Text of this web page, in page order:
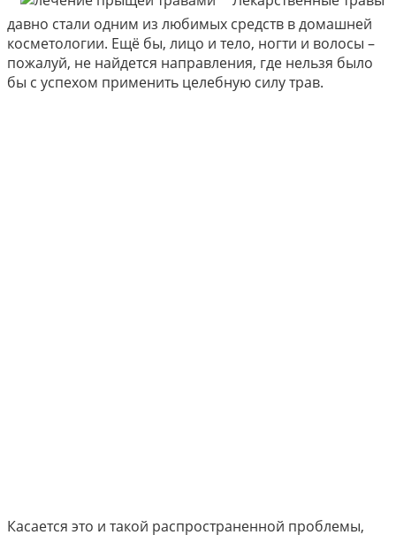
давно стали одним из любимых средств в домашней
косметологии. Ещё бы, лицо и тело, ногти и волосы –
пожалуй, не найдется направления, где нельзя было
бы с успехом применить целебную силу трав.
Касается это и такой распространенной проблемы,